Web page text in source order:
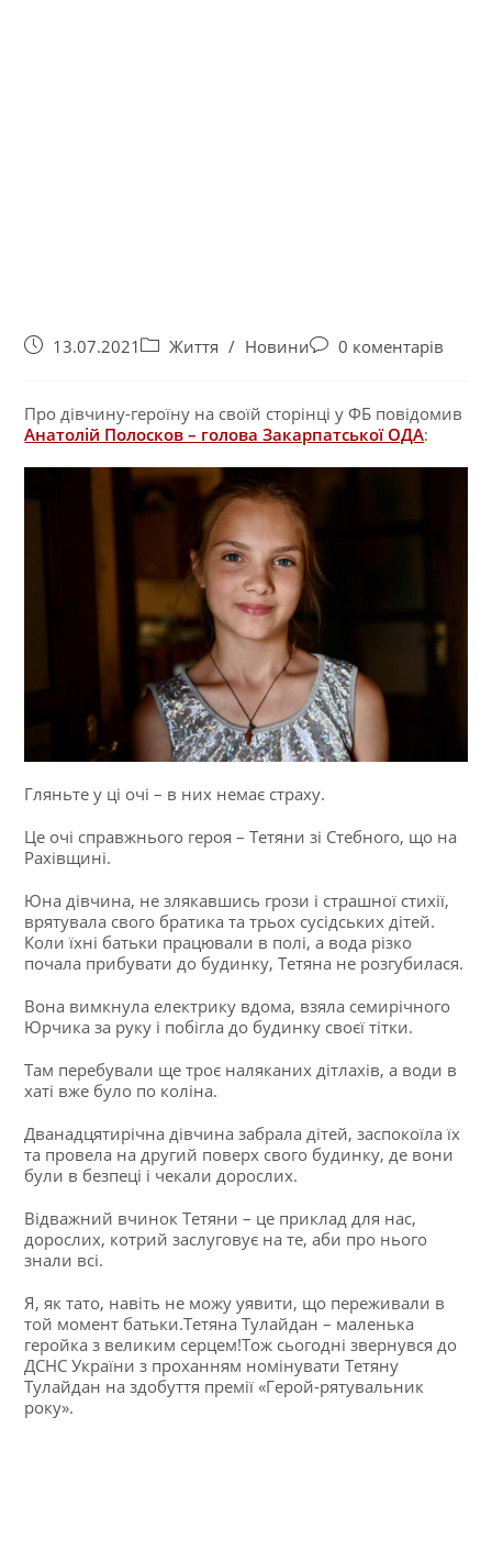
13.07.2021 Життя / Новини 0 коментарів
Про дівчину-героїну на своїй сторінці у ФБ повідомив
Анатолій Полосков – голова Закарпатської ОДА:
Гляньте у ці очі – в них немає страху.
Це очі справжнього героя – Тетяни зі Стебного, що на
Рахівщині.
Юна дівчина, не злякавшись грози і страшної стихії,
врятувала свого братика та трьох сусідських дітей.
Коли їхні батьки працювали в полі, а вода різко
почала прибувати до будинку, Тетяна не розгубилася.
Вона вимкнула електрику вдома, взяла семирічного
Юрчика за руку і побігла до будинку своєї тітки.
Там перебували ще троє наляканих дітлахів, а води в
хаті вже було по коліна.
Дванадцятирічна дівчина забрала дітей, заспокоїла їх
та провела на другий поверх свого будинку, де вони
були в безпеці і чекали дорослих.
Відважний вчинок Тетяни – це приклад для нас,
дорослих, котрий заслуговує на те, аби про нього
знали всі.
Я, як тато, навіть не можу уявити, що переживали в
той момент батьки.Тетяна Тулайдан – маленька
геройка з великим серцем!Тож сьогодні звернувся до
ДСНС України з проханням номінувати Тетяну
Тулайдан на здобуття премії «Герой-рятувальник
року».